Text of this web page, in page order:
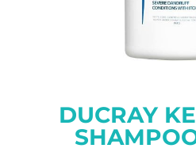
DUCRAY